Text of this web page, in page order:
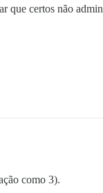
que certos não
como 3).